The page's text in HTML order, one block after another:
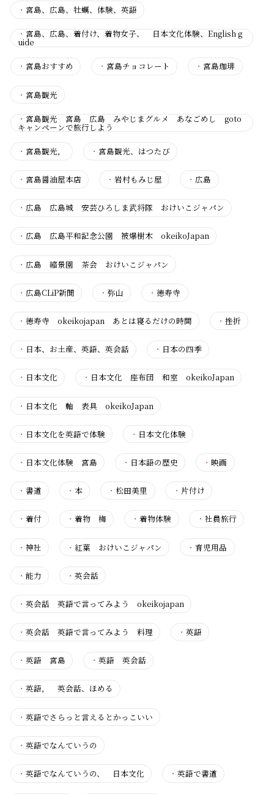
・ 宮島、広島、牡蠣、体験、英語
・ 宮島、広島、着付け、着物女子、 日本文化体験、English g
uide
・ 宮島おすすめ ・ 宮島チョコレート ・ 宮島珈琲
・ 宮島観光
・ 宮島観光 宮島 広島 みやじまグルメ あなごめし goto
キャンペーンで旅行しよう
・ 宮島観光， ・ 宮島観光、はつたび
・ 宮島醤油屋本店 ・岩村もみじ屋 ・ 広島
・ 広島 広島城 安芸ひろしま武将隊 おけいこジャパン
・ 広島 広島平和記念公園 被爆樹木 okeikoJapan
・ 広島 縮景園 茶会 おけいこジャパン
・ 広島CLiP新聞 ・弥山 ・徳寿寺
・ 徳寿寺 okeikojapan あとは寝るだけの時間 ・挫折
・ 日本、お土産、英語、英会話 ・ 日本の四季
・ 日本文化 ・ 日本文化 座布団 和室 okeikoJapan
・ 日本文化 軸 表具 okeikoJapan
・ 日本文化を英語で体験 ・ 日本文化体験
・ 日本文化体験 宮島 ・ 日本語の歴史 ・映画
・ 書道 ・本 ・ 松田美里 ・ 片付け
・ 着付 ・着物 梅 ・着物体験 ・ 社員旅行
・ 神社 ・紅葉 おけいこジャパン ・育児用品
・ 能力 ・英会話
・ 英会話 英語で言ってみよう okeikojapan
・ 英会話 英語で言ってみよう 料理 ・英語
・ 英語 宮島 ・英語 英会話
・ 英語， 英会話、ほめる
・ 英語でさらっと言えるとかっこいい
・ 英語でなんていうの
・ 英語でなんていうの、 日本文化 ・英語で書道